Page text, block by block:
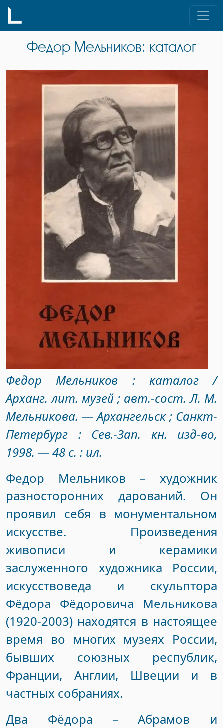
Skip
to
contentФедор Мельников: каталог
Федор Мельников : каталог /
Арханг. лит. музей ; авт.-сост. Л. М.
Мельникова. — Архангельск ; Санкт-
Петербург : Сев.-Зап. кн. изд-во,
1998. — 48 с. : ил.
Федор Мельников – художник
разносторонних дарований. Он
проявил себя в монументальном
искусстве. Произведения
живописи и керамики
заслуженного художника России,
искусствоведа и скульптора
Фёдора Фёдоровича Мельникова
(1920-2003) находятся в настоящее
время во многих музеях России,
бывших союзных республик,
Франции, Англии, Швеции и в
частных собраниях.
Два Фёдора – Абрамов и